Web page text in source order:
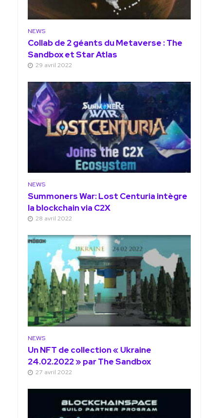
NEWS
Collab de 2 géants du Metaverse : The
Sandbox et Star Atlas
29 avril 2022
NEWS
Summoners War: Lost Centuria intègre
la blockchain via C2X
28 avril 2022
NEWS
Un NFT de collection « Ukraine
24.02.2022 » par The Sandbox
27 avril 2022